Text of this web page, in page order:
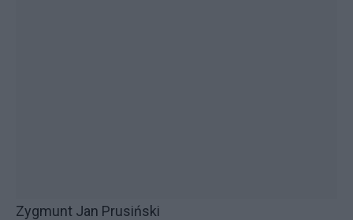
Zygmunt Jan Prusiński